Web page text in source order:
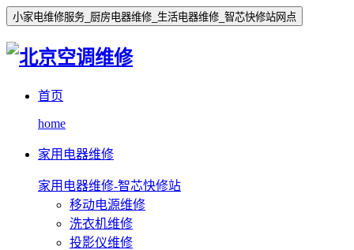
小家电维修服务_厨房电器维修_生活电器维修_智芯快修站网点
首页
home
家用电器维修
家用电器维修-智芯快修站
移动电源维修
洗衣机维修
投影仪维修